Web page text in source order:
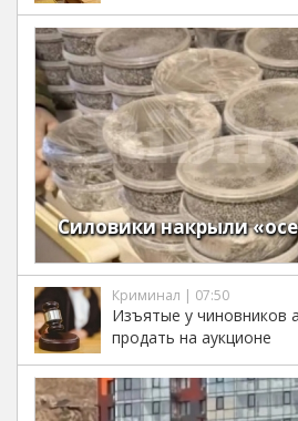
Силовики накрыли
Криминал | 07:50
Изъятые у чиновников
продать на аукционе